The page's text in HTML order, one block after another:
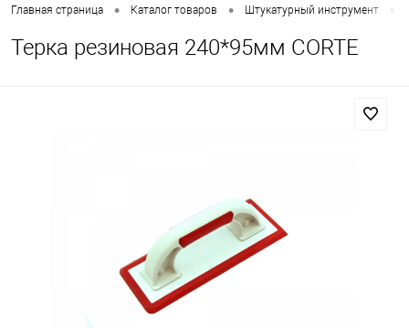
Главная страница • Каталог товаров • Штукатурный инструмент
Терка резиновая 240*95мм CORTE